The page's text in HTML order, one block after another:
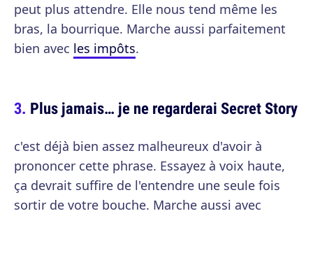
peut plus attendre. Elle nous tend même les
bras, la bourrique. Marche aussi parfaitement
bien avec les impôts.
Plus jamais… je ne regarderai Secret Story
c'est déjà bien assez malheureux d'avoir à
prononcer cette phrase. Essayez à voix haute,
ça devrait suffire de l'entendre une seule fois
sortir de votre bouche. Marche aussi avec